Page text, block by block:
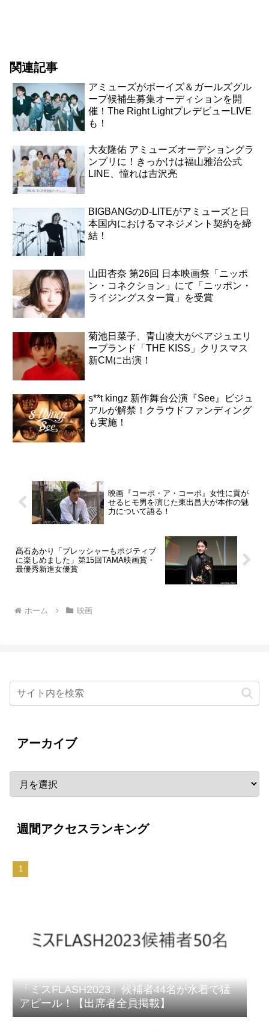
関連記事
アミューズがボーイズ＆ガールズグル
ープ候補生募集オーディションを開
催！The Right LightプレデビューLIVE
も！
大友隆佑 アミューズオーデショングラ
ンプリに！きっかけは福山雅治公式
LINE、憧れは吉沢亮
BIGBANGのD-LITEがアミューズと日
本国内におけるマネジメント契約を締
結！
山田杏奈 第26回 日本映画祭「ニッポ
ン・コネクション」にて「ニッポン・
ライジングスター賞」を受賞
菊池日菜子、青山凌大がペアジュエリ
ーブランド「THE KISS」クリスマス
新CMに出演！
s**t kingz 新作舞台公演『See』ビジュ
アルが解禁！クラウドファンディング
も実施！
映画『コーポ・ア・コーポ』女性に貢が
せるヒモ男を演じた東出昌大が本作の魅
力について語る！
髙石あかり「プレッシャーもポジティブ
に楽しめました」第15回TAMA映画賞・
最優秀新進女優賞
ホーム 映画
アーカイブ
週間アクセスランキング
「ミスFLASH2023」候補者44名が水着で猛
アピール！【出席者全員掲載】